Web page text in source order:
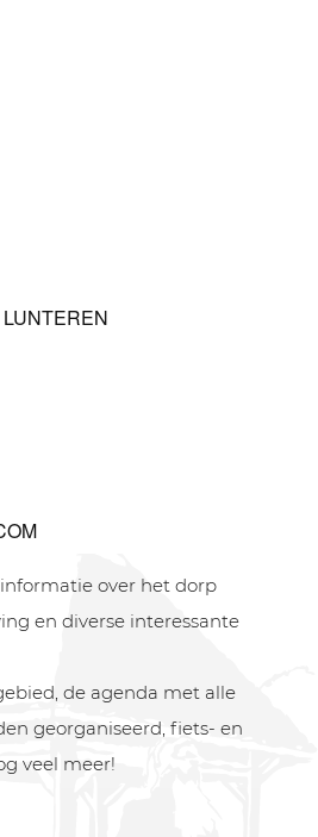
over het dorp
en diverse interessante
de agenda met alle
georganiseerd, fiets- en
veel meer!